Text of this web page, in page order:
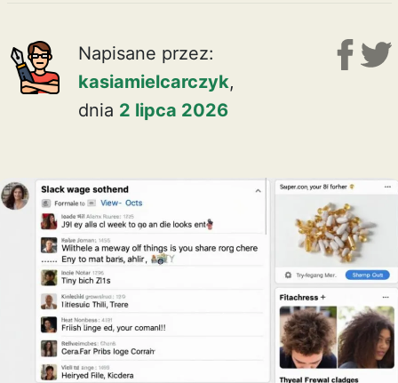
Napisane przez:
kasiamielcarczyk,
dnia 2 lipca 2026